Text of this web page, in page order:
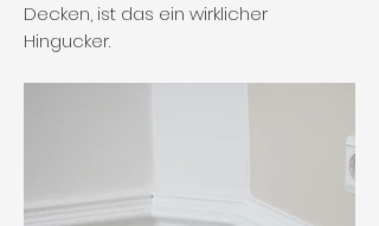
Decken, ist das ein wirklicher
Hingucker.